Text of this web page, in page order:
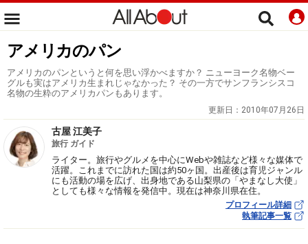
アメリカのパン
アメリカのパンというと何を思い浮かべますか？ ニューヨーク名物ベー
グルも実はアメリカ生まれじゃなかった？ その一方でサンフランシスコ
名物の生粋のアメリカパンもあります。
更新日： 2010年07月26日
古屋 江美子
旅行 ガイド
ライター。旅行やグルメを中心にWebや雑誌など様々な媒体で
活躍。これまでに訪れた国は約50ヶ国。出産後は育児ジャンル
にも活動の場を広げ、出身地である山梨県の「やまなし大使」
としても様々な情報を発信中。現在は神奈川県在住。
プロフィール詳細
執筆記事一覧